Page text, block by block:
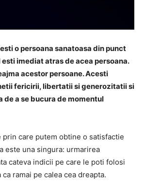
o persoana sanatoasa din punct
imediat atras de acea persoana.
acestor persoane. Acesti
fericirii, libertatii si generozitatii si
de a se bucura de momentul
prin care putem obtine o satisfactie
este una singura: urmarirea
cateva indicii pe care le poti folosi
ramai pe calea cea dreapta.